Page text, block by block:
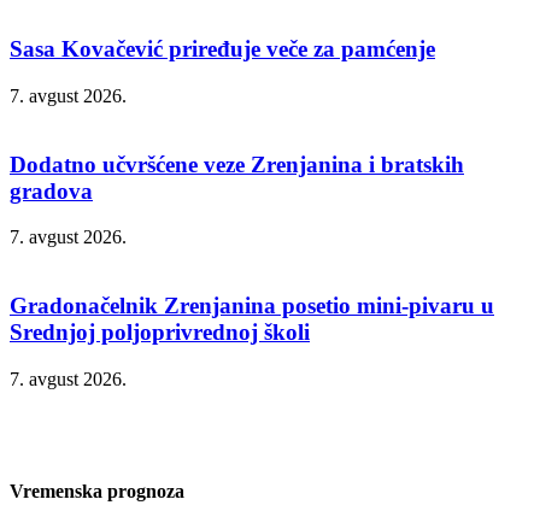
Sasa Kovačević priređuje veče za pamćenje
7. avgust 2026.
Dodatno učvršćene veze Zrenjanina i bratskih
gradova
7. avgust 2026.
Gradonačelnik Zrenjanina posetio mini-pivaru u
Srednjoj poljoprivrednoj školi
7. avgust 2026.
Vremenska prognoza